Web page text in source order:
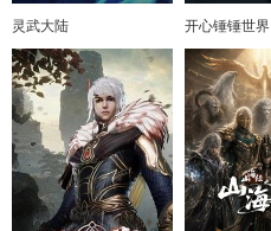
灵武大陆 开心锤锤世界